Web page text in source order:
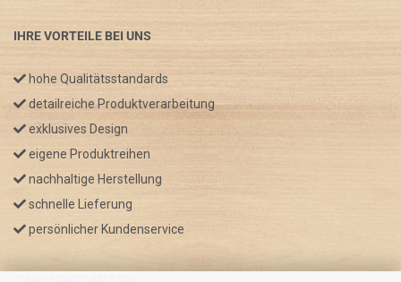
IHRE VORTEILE BEI UNS
hohe Qualitätsstandards
detailreiche Produktverarbeitung
exklusives Design
eigene Produktreihen
nachhaltige Herstellung
schnelle Lieferung
persönlicher Kundenservice